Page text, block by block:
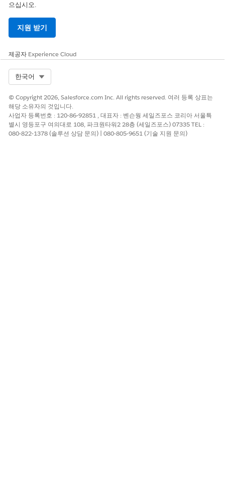
으십시오.
지원 받기
제공자 Experience Cloud
한국어
© Copyright 2026, Salesforce.com Inc. All rights reserved. 여러 등록 상표는
해당 소유자의 것입니다.
사업자 등록번호 : 120-86-92851 , 대표자 : 벤슨웡 세일즈포스 코리아 서울특
별시 영등포구 여의대로 108, 파크원타워2 28층 (세일즈포스) 07335 TEL :
080-822-1378 (솔루션 상담 문의) | 080-805-9651 (기술 지원 문의)